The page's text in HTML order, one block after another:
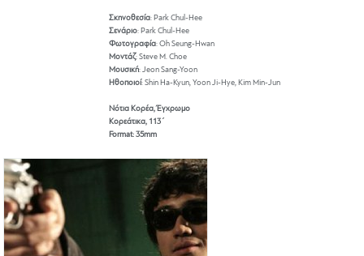
Σκηνοθεσία: Park Chul-Hee
Σενάριο: Park Chul-Hee
Φωτογραφία: Oh Seung-Hwan
Μοντάζ: Steve M. Choe
Μουσική: Jeon Sang-Yoon
Ηθοποιοί: Shin Ha-Kyun, Yoon Ji-Hye, Kim Min-Jun
Νότια Κορέα, Έγχρωμο
Κορεάτικα, 113΄
Format: 35mm